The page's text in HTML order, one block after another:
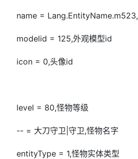
name = Lang.EntityName.m523,
modelid = 125,外观模型id
icon = 0,头像id
level = 80,怪物等级
-- = 大刀守卫|守卫,怪物名字
entityType = 1,怪物实体类型